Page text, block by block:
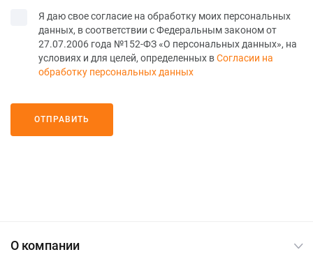
Я даю свое согласие на обработку моих персональных
данных, в соответствии с Федеральным законом от
27.07.2006 года №152-ФЗ «О персональных данных», на
условиях и для целей, определенных вСогласии на
обработку персональных данных
ОТПРАВИТЬ
О компании